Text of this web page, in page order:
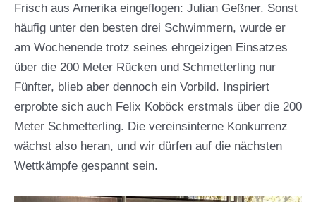
Frisch aus Amerika eingeflogen: Julian Geßner. Sonst
häufig unter den besten drei Schwimmern, wurde er
am Wochenende trotz seines ehrgeizigen Einsatzes
über die 200 Meter Rücken und Schmetterling nur
Fünfter, blieb aber dennoch ein Vorbild. Inspiriert
erprobte sich auch Felix Koböck erstmals über die 200
Meter Schmetterling. Die vereinsinterne Konkurrenz
wächst also heran, und wir dürfen auf die nächsten
Wettkämpfe gespannt sein.